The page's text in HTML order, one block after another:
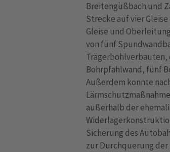
Breitengüßbach und
Strecke auf vier
Gleise und
von fünf
Bohrpfahlwand, fünf
Außerdem konnte
außerhalb der
Sicherung des
zur Durchquerung der